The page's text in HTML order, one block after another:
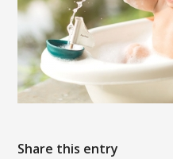
Share this entry